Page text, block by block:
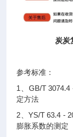
炭炭
参考标准：
1、GB/T
定方法
2、YS/T 63.4 -
膨胀系数的测定